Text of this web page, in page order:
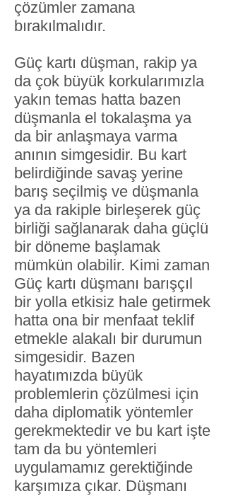
çözümler zamana
bırakılmalıdır.​
Güç kartı düşman, rakip ya
da çok büyük korkularımızla
yakın temas hatta bazen
düşmanla el tokalaşma ya
da bir anlaşmaya varma
anının simgesidir. Bu kart
belirdiğinde savaş yerine
barış seçilmiş ve düşmanla
ya da rakiple birleşerek güç
birliği sağlanarak daha güçlü
bir döneme başlamak
mümkün olabilir. Kimi zaman
Güç kartı düşmanı barışçıl
bir yolla etkisiz hale getirmek
hatta ona bir menfaat teklif
etmekle alakalı bir durumun
simgesidir. Bazen
hayatımızda büyük
problemlerin çözülmesi için
daha diplomatik yöntemler
gerekmektedir ve bu kart işte
tam da bu yöntemleri
uygulamamız gerektiğinde
karşımıza çıkar. Düşmanı